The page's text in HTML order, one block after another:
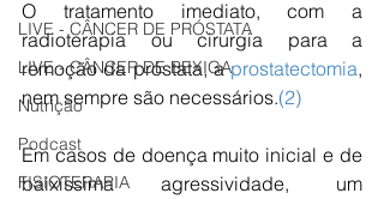
LIVE - CÂNCER DE PRÓSTATA
LIVE - CÂNCER DE BEXIGA
Nutrição
Podcast
FISIOTERAPIA
O tratamento imediato, com a
radioterapia ou cirurgia para a
remoção da próstata, a prostatectomia,
nem sempre são necessários.(2)
Em casos de doença muito inicial e de
baixíssima agressividade, um